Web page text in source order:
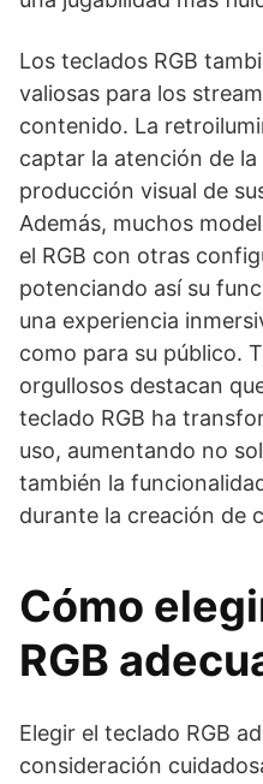
Los teclados RGB
valiosas para los
contenido. La
captar la atención de
producción visual de
Además, muchos
el RGB con otras
potenciando así su
una experiencia
como para su público.
orgullosos destacan
teclado RGB ha
uso, aumentando no
también la
durante la creación de
Cómo
RGB
Elegir el teclado RGB
consideración